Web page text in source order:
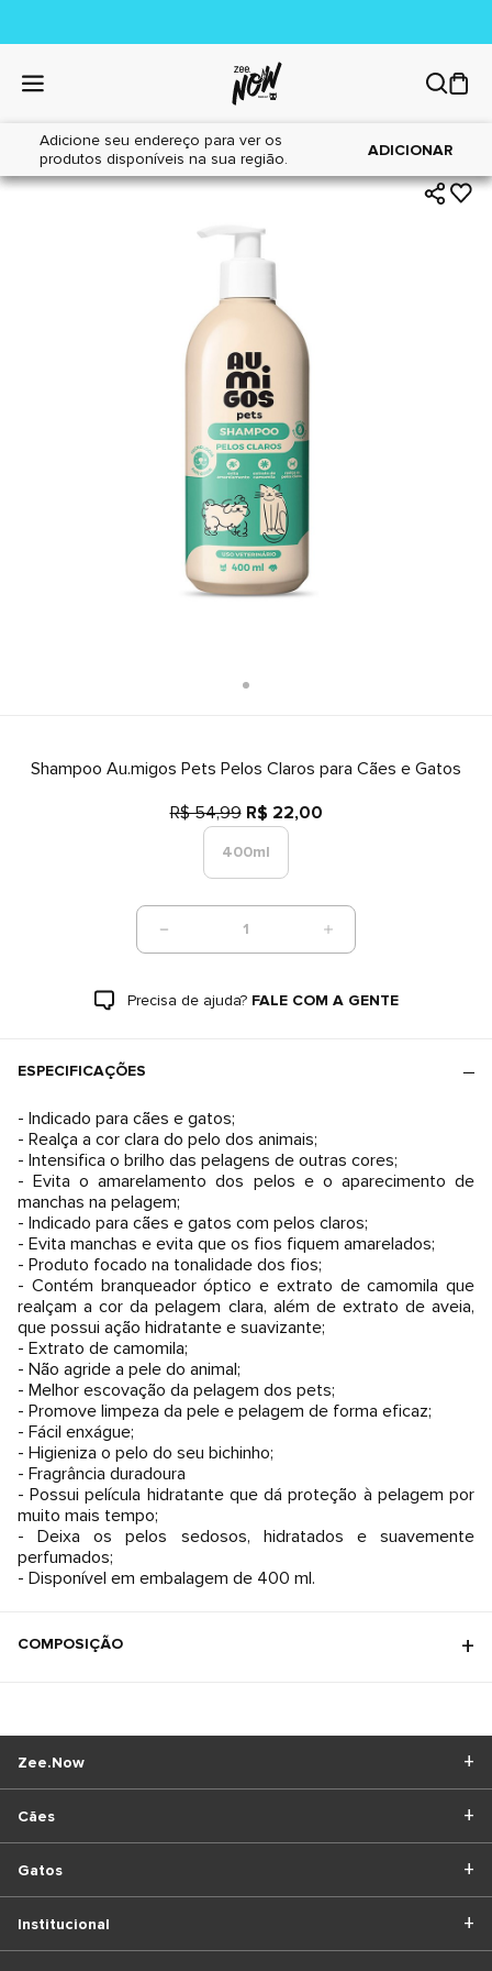
Adicione seu endereço para ver os
produtos disponíveis na sua região.
ADICIONAR
Home|Cães|Higiene
Shampoo Au.migos Pets Pelos Claros para Cães e Gatos
R$ 54,99 R$ 22,00
400ml
1
Precisa de ajuda? FALE COM A GENTE
ESPECIFICAÇÕES
- Indicado para cães e gatos;
- Realça a cor clara do pelo dos animais;
- Intensifica o brilho das pelagens de outras cores;
- Evita o amarelamento dos pelos e o aparecimento de
manchas na pelagem;
- Indicado para cães e gatos com pelos claros;
- Evita manchas e evita que os fios fiquem amarelados;
- Produto focado na tonalidade dos fios;
- Contém branqueador óptico e extrato de camomila que
realçam a cor da pelagem clara, além de extrato de aveia,
que possui ação hidratante e suavizante;
- Extrato de camomila;
- Não agride a pele do animal;
- Melhor escovação da pelagem dos pets;
- Promove limpeza da pele e pelagem de forma eficaz;
- Fácil enxágue;
- Higieniza o pelo do seu bichinho;
- Fragrância duradoura
- Possui película hidratante que dá proteção à pelagem por
muito mais tempo;
- Deixa os pelos sedosos, hidratados e suavemente
perfumados;
- Disponível em embalagem de 400 ml.
COMPOSIÇÃO
Cães
Gatos
Zee.Now
Institucional